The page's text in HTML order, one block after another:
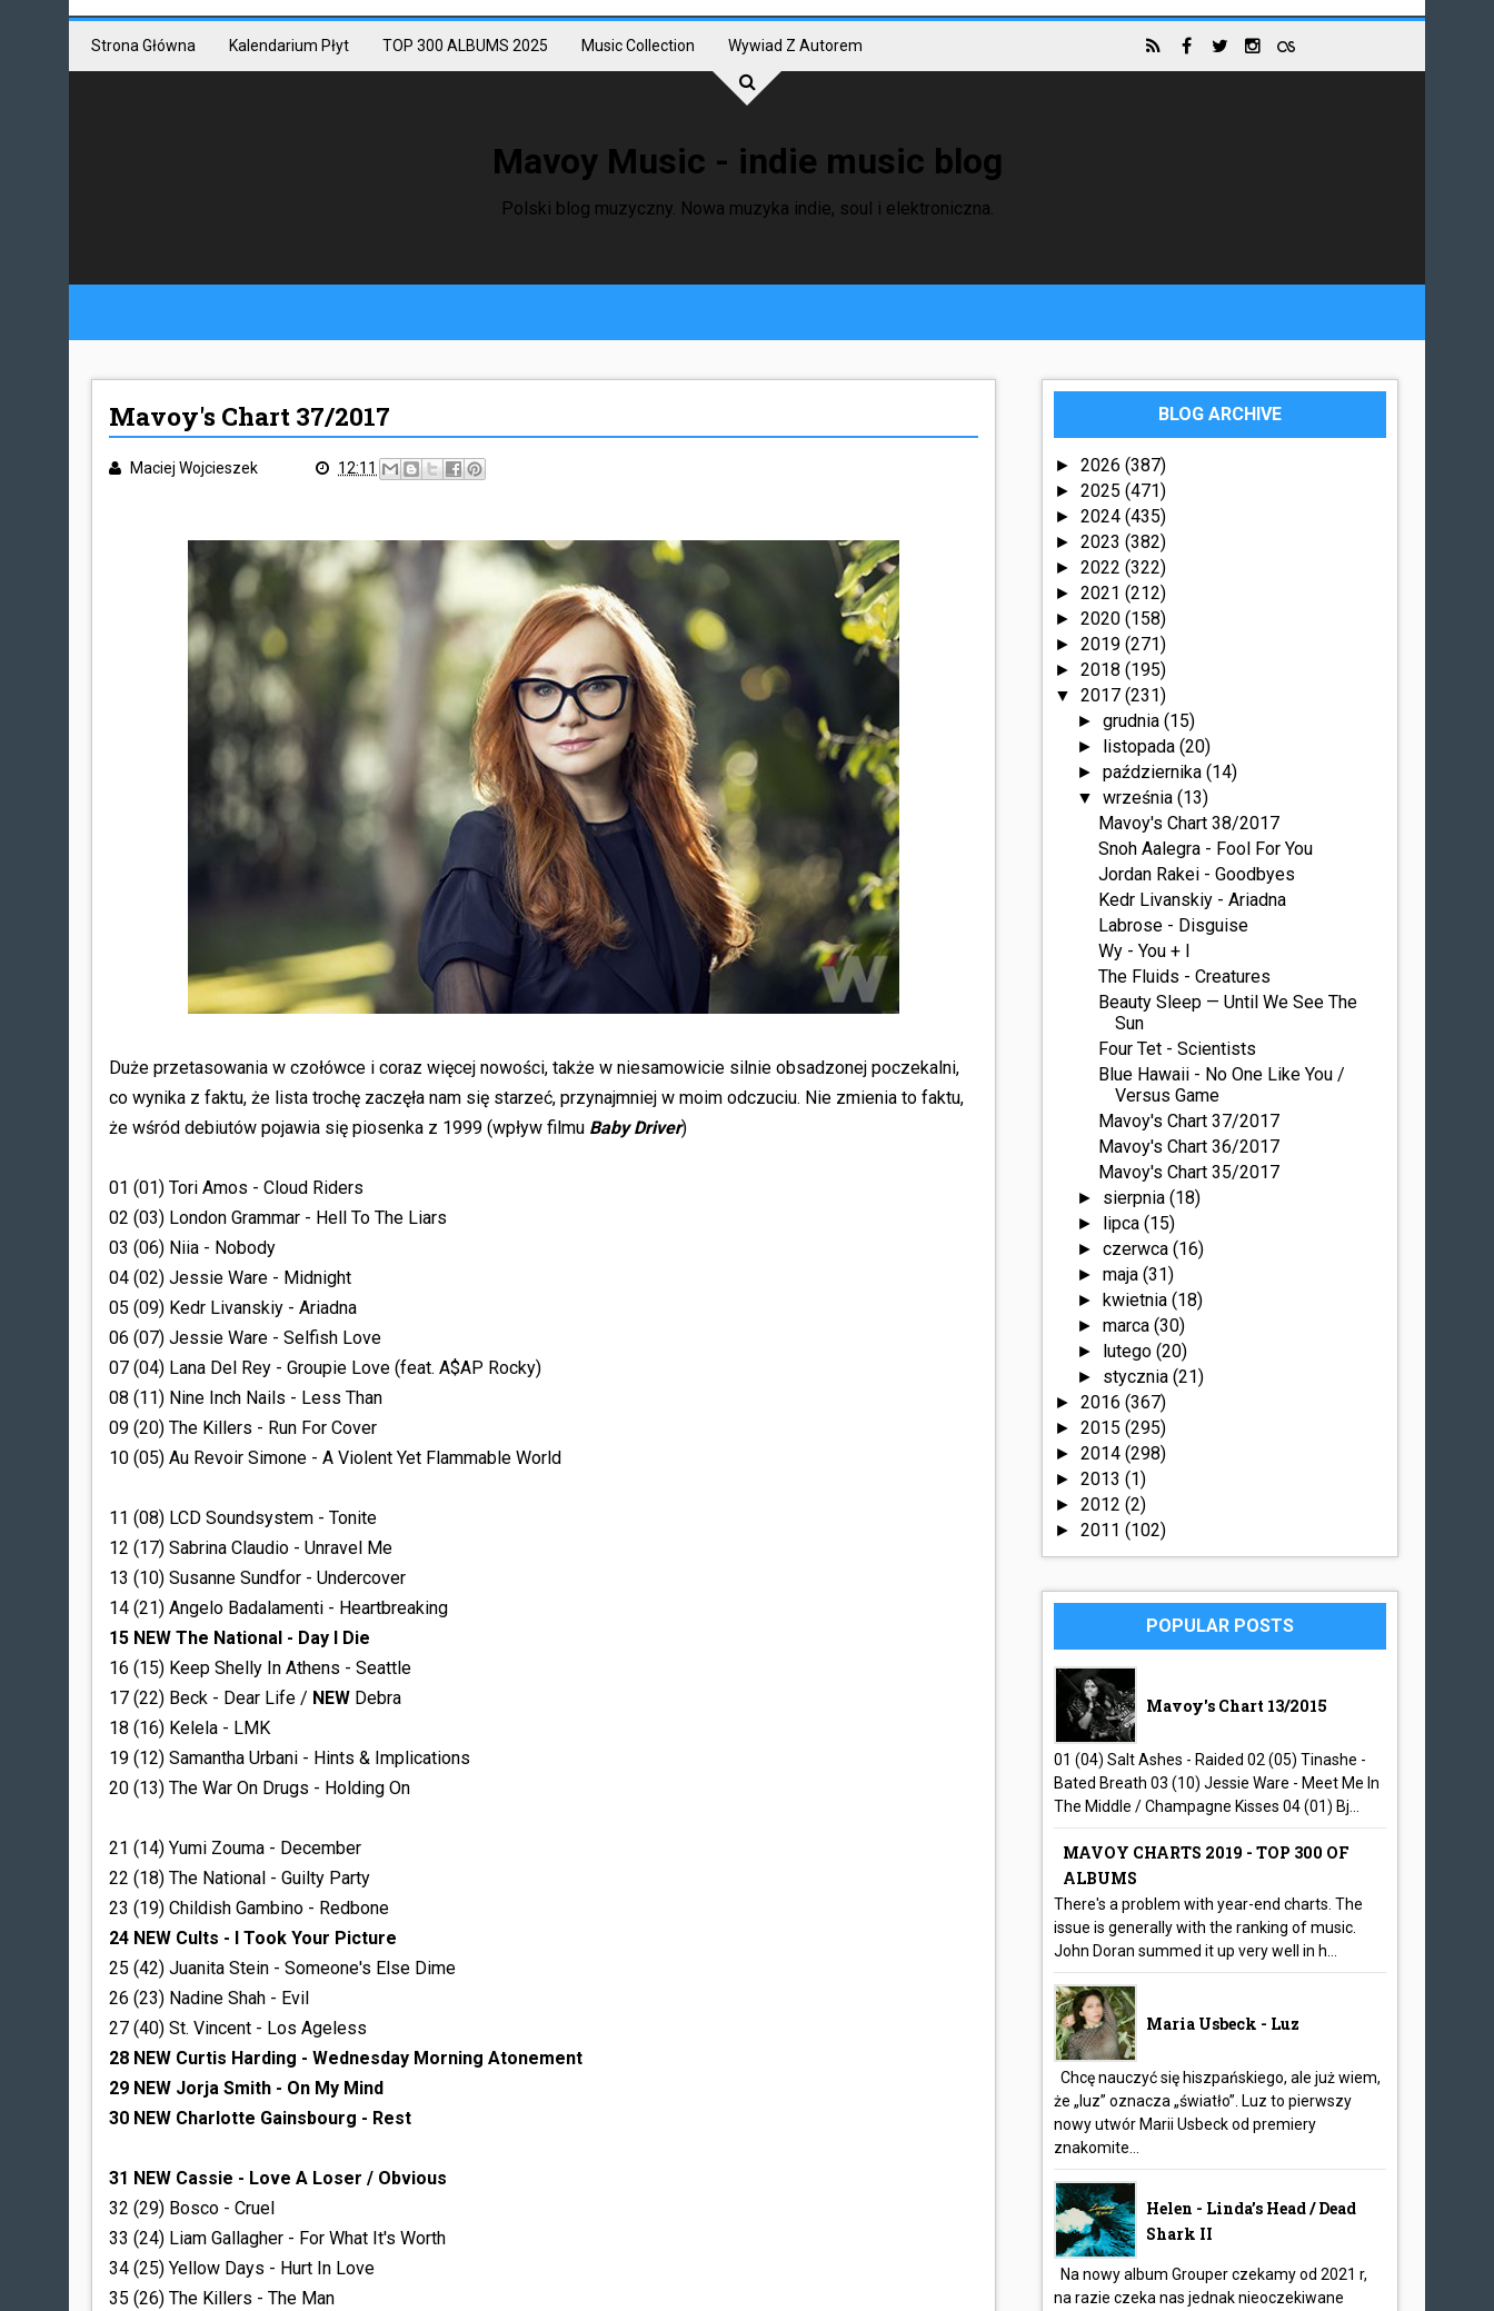
Strona Główna Kalendarium Płyt TOP 300 ALBUMS 2025 Music Collection Wywiad Z Autorem
Mavoy Music - indie music blog
Polski blog muzyczny. Nowa muzyka indie, soul i elektroniczna.
Mavoy's Chart 37/2017
Maciej Wojcieszek 12:11
Duże przetasowania w czołówce i coraz więcej nowości, także w niesamowicie silnie obsadzonej poczekalni,
co wynika z faktu, że lista trochę zaczęła nam się starzeć, przynajmniej w moim odczuciu. Nie zmienia to faktu,
że wśród debiutów pojawia się piosenka z 1999 (wpływ filmu Baby Driver)
01 (01) Tori Amos - Cloud Riders
02 (03) London Grammar - Hell To The Liars
03 (06) Niia - Nobody
04 (02) Jessie Ware - Midnight
05 (09) Kedr Livanskiy - Ariadna
06 (07) Jessie Ware - Selfish Love
07 (04) Lana Del Rey - Groupie Love (feat. A$AP Rocky)
08 (11) Nine Inch Nails - Less Than
09 (20) The Killers - Run For Cover
10 (05) Au Revoir Simone - A Violent Yet Flammable World
11 (08) LCD Soundsystem - Tonite
12 (17) Sabrina Claudio - Unravel Me
13 (10) Susanne Sundfor - Undercover
14 (21) Angelo Badalamenti - Heartbreaking
15 NEW The National - Day I Die
16 (15) Keep Shelly In Athens - Seattle
17 (22) Beck - Dear Life / NEW Debra
18 (16) Kelela - LMK
19 (12) Samantha Urbani - Hints & Implications
20 (13) The War On Drugs - Holding On
21 (14) Yumi Zouma - December
22 (18) The National - Guilty Party
23 (19) Childish Gambino - Redbone
24 NEW Cults - I Took Your Picture
25 (42) Juanita Stein - Someone's Else Dime
26 (23) Nadine Shah - Evil
27 (40) St. Vincent - Los Ageless
28 NEW Curtis Harding - Wednesday Morning Atonement
29 NEW Jorja Smith - On My Mind
30 NEW Charlotte Gainsbourg - Rest
31 NEW Cassie - Love A Loser / Obvious
32 (29) Bosco - Cruel
33 (24) Liam Gallagher - For What It's Worth
34 (25) Yellow Days - Hurt In Love
35 (26) The Killers - The Man
BLOG ARCHIVE
►2026(387)
►2025(471)
►2024(435)
►2023(382)
►2022(322)
►2021(212)
►2020(158)
►2019(271)
►2018(195)
▼2017(231)
► grudnia (15)
► listopada (20)
► października (14)
▼ września (13)
Mavoy's Chart 38/2017
Snoh Aalegra - Fool For You
Jordan Rakei - Goodbyes
Kedr Livanskiy - Ariadna
Labrose - Disguise
Wy - You + I
The Fluids - Creatures
Beauty Sleep — Until We See The
Sun
Four Tet - Scientists
Blue Hawaii - No One Like You /
Versus Game
Mavoy's Chart 37/2017
Mavoy's Chart 36/2017
Mavoy's Chart 35/2017
► sierpnia (18)
► lipca (15)
► czerwca (16)
► maja (31)
► kwietnia (18)
► marca (30)
► lutego (20)
► stycznia (21)
►2016(367)
►2015(295)
►2014(298)
►2013(1)
►2012(2)
►2011(102)
POPULAR POSTS
Mavoy's Chart 13/2015
01 (04) Salt Ashes - Raided 02 (05) Tinashe -
Bated Breath 03 (10) Jessie Ware - Meet Me In
The Middle / Champagne Kisses 04 (01) Bj...
MAVOY CHARTS 2019 - TOP 300 OF
ALBUMS
There's a problem with year-end charts. The
issue is generally with the ranking of music.
John Doran summed it up very well in h...
Maria Usbeck - Luz
Chcę nauczyć się hiszpańskiego, ale już wiem,
że „luz” oznacza „światło”. Luz to pierwszy
nowy utwór Marii Usbeck od premiery
znakomite...
Helen - Linda’s Head / Dead
Shark II
Na nowy album Grouper czekamy od 2021 r,
na razie czeka nas jednak nieoczekiwane